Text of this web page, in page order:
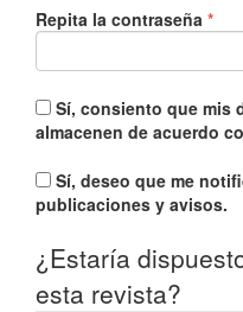
Repita la contraseña *
almacenen de acuerdo
publicaciones y avisos.
¿Estaría
esta revista?